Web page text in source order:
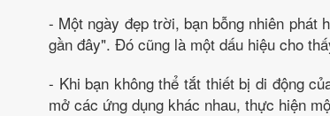
- Một ngày đẹp trời, bạn bỗng nhiên phát
gần đây". Đó cũng là một dấu hiệu cho
- Khi bạn không thể tắt thiết bị di động
mở các ứng dụng khác nhau, thực hiện